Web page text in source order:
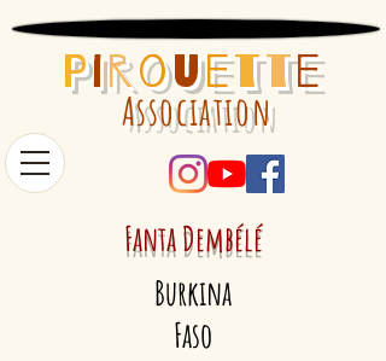
Pirouette
Association
FantaDembélé
Burkina
Faso